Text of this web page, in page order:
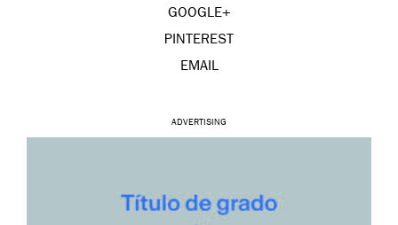
GOOGLE+
PINTEREST
EMAIL
ADVERTISING